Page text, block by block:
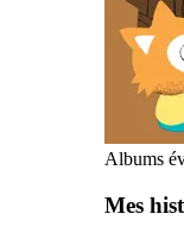
Albums
Mes